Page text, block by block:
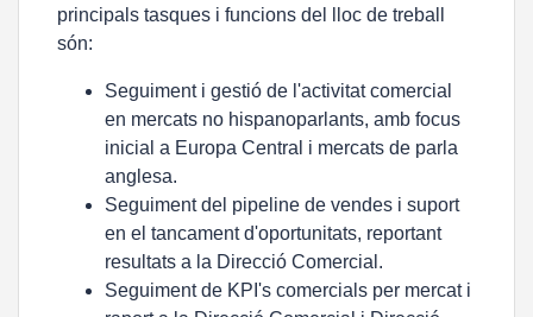
principals tasques i funcions del lloc de treball
són:
Seguiment i gestió de l'activitat comercial
en mercats no hispanoparlants, amb focus
inicial a Europa Central i mercats de parla
anglesa.
Seguiment del pipeline de vendes i suport
en el tancament d'oportunitats, reportant
resultats a la Direcció Comercial.
Seguiment de KPI's comercials per mercat i